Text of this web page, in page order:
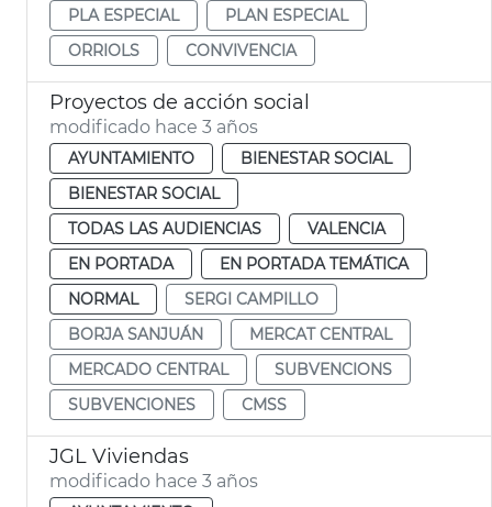
PLA ESPECIAL
PLAN ESPECIAL
ORRIOLS
CONVIVENCIA
Proyectos de acción social
modificado hace 3 años
AYUNTAMIENTO
BIENESTAR SOCIAL
BIENESTAR SOCIAL
TODAS LAS AUDIENCIAS
VALENCIA
EN PORTADA
EN PORTADA TEMÁTICA
NORMAL
SERGI CAMPILLO
BORJA SANJUÁN
MERCAT CENTRAL
MERCADO CENTRAL
SUBVENCIONS
SUBVENCIONES
CMSS
JGL Viviendas
modificado hace 3 años